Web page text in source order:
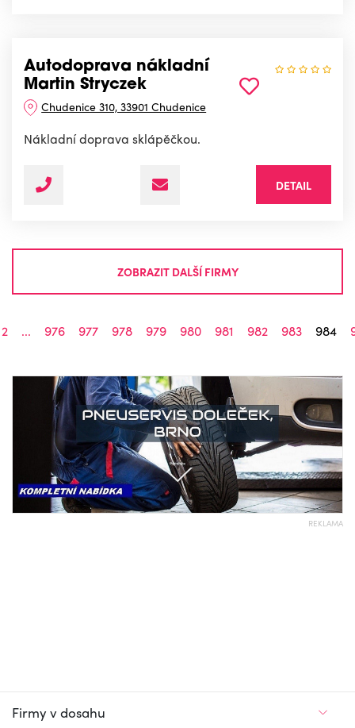
Autodoprava nákladní
Martin Stryczek
Chudenice 310, 33901 Chudenice
Nákladní doprava sklápěčkou.
DETAIL
ZOBRAZIT DALŠÍ FIRMY
2 ... 976 977 978 979 980 981 982 983 984
REKLAMA
Firmy v dosahu